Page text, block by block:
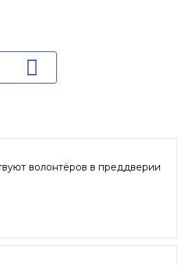
волонтёров в преддверии